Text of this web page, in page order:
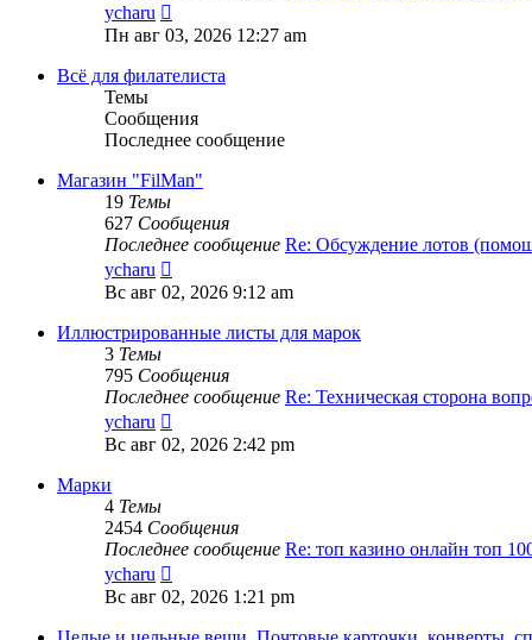
ycharu
к
сообщению
Пн авг 03, 2026 12:27 am
Всё для филателиста
Темы
Сообщения
Последнее сообщение
Магазин "FilMan"
19 Темы
627 Сообщения
Последнее сообщение Re: Обсуждение лотов
ycharu
к
сообщению
Вс авг 02, 2026 9:12 am
Иллюстрированные листы для марок
3 Темы
795 Сообщения
Последнее сообщение Re: Техническая сторона
ycharu
к
Вс авг 02, 2026 2:42 pm
Марки
4 Темы
2454 Сообщения
Последнее сообщение Re: топ казино онлайн топ
ycharu
к
сообщению
Вс авг 02, 2026 1:21 pm